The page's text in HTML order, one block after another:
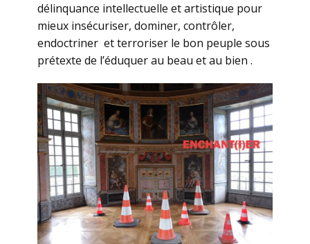
délinquance intellectuelle et artistique pour
mieux insécuriser, dominer, contrôler,
endoctriner et terroriser le bon peuple sous
prétexte de l’éduquer au beau et au bien .